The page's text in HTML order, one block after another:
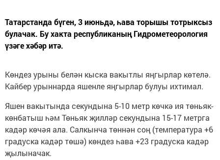
Татарстанда бүген, 3 июньдә, һава торышы тотрыксыз
булачак. Бу хакта республиканың Гидрометеорология
үзәге хәбәр итә.
Көндез урыны белән кыска вакытлы яңгырлар көтелә.
Кайбер урыннарда яшенле яңгырлар булуы ихтимал.
Яшен вакытында секундына 5-10 метр көчкә ия төньяк-
көнбатыш һәм Төньяк җилләр секундына 15-17 метрга
кадәр көчәя ала. Салкынча төннән соң (температура +6
градуска кадәр төшә) көндез һава +23 градуска кадәр
җылыначак.